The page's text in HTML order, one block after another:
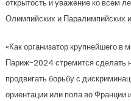
открытость и уважение ко всем
Олимпийских и Паралимпийских
«Как организатор крупнейшего в
Париж-2024 стремится сделать
продвигать борьбу с
ориентации или пола во Франции